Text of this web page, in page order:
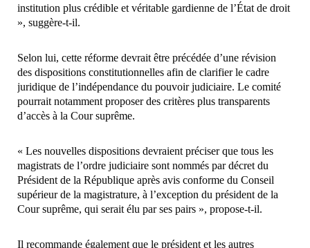
institution plus crédible et véritable gardienne de l’État de droit
», suggère-t-il.
Selon lui, cette réforme devrait être précédée d’une révision
des dispositions constitutionnelles afin de clarifier le cadre
juridique de l’indépendance du pouvoir judiciaire. Le comité
pourrait notamment proposer des critères plus transparents
d’accès à la Cour suprême.
« Les nouvelles dispositions devraient préciser que tous les
magistrats de l’ordre judiciaire sont nommés par décret du
Président de la République après avis conforme du Conseil
supérieur de la magistrature, à l’exception du président de la
Cour suprême, qui serait élu par ses pairs », propose-t-il.
Il recommande également que le président et les autres